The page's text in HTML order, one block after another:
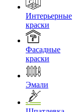
Интерьерные
краски
Фасадные
краски
Эмали